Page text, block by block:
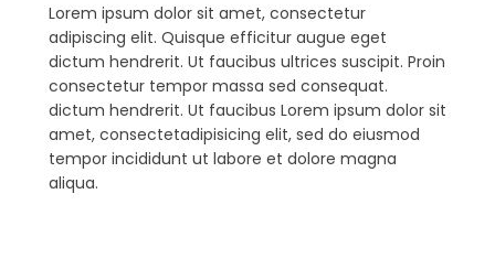
Lorem ipsum dolor sit amet, consectetur
adipiscing elit. Quisque efficitur augue eget
dictum hendrerit. Ut faucibus ultrices suscipit. Proin
consectetur tempor massa sed consequat.
dictum hendrerit. Ut faucibus Lorem ipsum dolor sit
amet, consectetadipisicing elit, sed do eiusmod
tempor incididunt ut labore et dolore magna
aliqua.